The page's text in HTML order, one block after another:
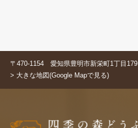
〒470-1154 愛知県豊明市新栄町1丁目179
> 大きな地図(Google Mapで見る)